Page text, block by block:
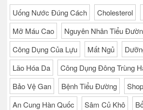
Uống Nước Đúng Cách Cholesterol
Mỡ Máu Cao
Nguyên Nhân Tiểu
Công Dụng Của Lựu
Mất Ngủ
Lão Hóa Da
Công Dụng Đông Trùng
Bảo Vệ Gan
Bệnh Tiểu Đường
An Cung Hàn Quốc
Sâm Củ Khô